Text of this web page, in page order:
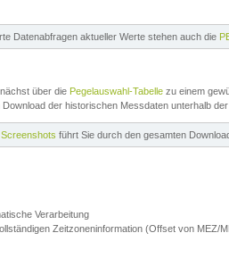
Datenabfragen aktueller Werte stehen auch die
über die Pegelauswahl-Tabelle zu einem
der historischen Messdaten unterhalb
führt Sie durch den gesamten
Verarbeitung
Zeitzoneninformation (Offset von MEZ/